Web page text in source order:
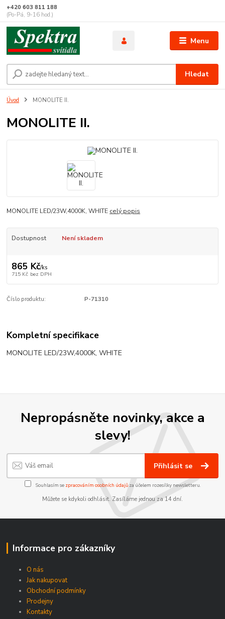
Menu
Hledat
+420 603 811 188
(Po-Pá, 9-16 hod.)
Úvod MONOLITE II.
MONOLITE II.
MONOLITE LED/23W,4000K, WHITE celý popis
Dostupnost Není skladem
865 Kč/ks
715 Kč bez DPH
Číslo produktu: P-71310
Kompletní specifikace
MONOLITE LED/23W,4000K, WHITE
Nepropásněte novinky, akce a
slevy!
Přihlásit se
Souhlasím se zpracováním osobních údajůza účelem rozesílky newsletteru.
Můžete se kdykoli odhlásit. Zasíláme jednou za 14 dní.
Informace pro zákazníky
O nás
Jak nakupovat
Obchodní podmínky
Prodejny
Kontakty